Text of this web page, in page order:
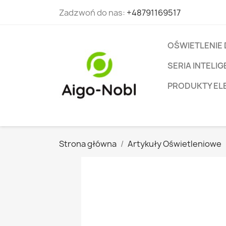
Zadzwoń do nas: +48791169517
OŚWIETLENIE
SERIA
PRODUKTY
Strona główna Artykuły Oświetleniowe